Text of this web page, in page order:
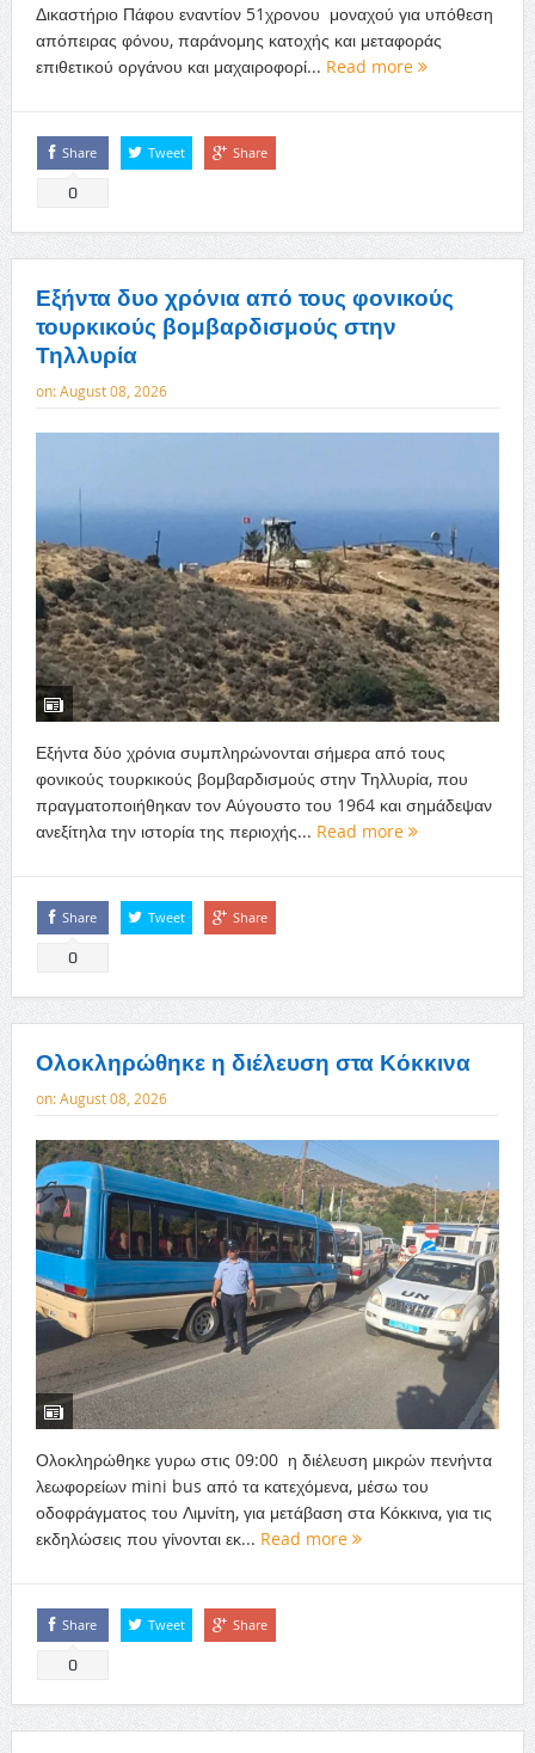
Δικαστήριο Πάφου εναντίον 51χρονου μοναχού για υπόθεση
απόπειρας φόνου, παράνομης κατοχής και μεταφοράς
επιθετικού οργάνου και μαχαιροφορί... Read more
Share
0
Tweet Share
Εξήντα δυο χρόνια από τους φονικούς
τουρκικούς βομβαρδισμούς στην
Τηλλυρία
on:August 08, 2026
Εξήντα δύο χρόνια συμπληρώνονται σήμερα από τους
φονικούς τουρκικούς βομβαρδισμούς στην Τηλλυρία, που
πραγματοποιήθηκαν τον Αύγουστο του 1964 και σημάδεψαν
ανεξίτηλα την ιστορία της περιοχής... Read more
Share
0
Tweet Share
Ολοκληρώθηκε η διέλευση στα Κόκκινα
on:August 08, 2026
Ολοκληρώθηκε γυρω στις 09:00 η διέλευση μικρών πενήντα
λεωφορείων mini bus από τα κατεχόμενα, μέσω του
οδοφράγματος του Λιμνίτη, για μετάβαση στα Κόκκινα, για τις
εκδηλώσεις που γίνονται εκ... Read more
Share
0
Tweet Share